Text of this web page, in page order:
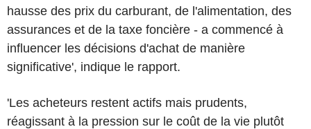
hausse des prix du carburant, de l'alimentation, des
assurances et de la taxe foncière - a commencé à
influencer les décisions d'achat de manière
significative', indique le rapport.
'Les acheteurs restent actifs mais prudents,
réagissant à la pression sur le coût de la vie plutôt